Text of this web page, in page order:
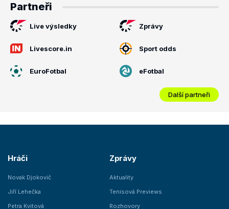
Partneři
Live výsledky Zprávy
Livescore.in Sport odds
EuroFotbal eFotbal
Další partneři
Hráči
Novak Djokovič
Jiří Lehečka
Petra Kvitová
Zprávy
Aktuality
Tenisová Previews
Rozhovory